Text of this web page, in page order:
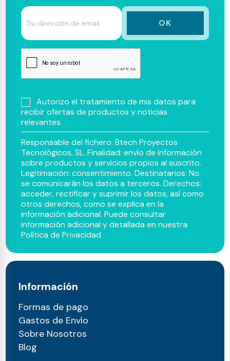
Autorizo el tratamiento de mis datos para
recibir ofertas de productos y noticias
relevantes.
Responsable del fichero: Btech Proyectos
Tecnológicos, SL. Finalidad: envío de información
sobre productos y servicios propios al suscrito.
Legitimación: consentimiento. Destinatarios: No
se comunicarán los datos a terceros. Derechos:
acceder, rectificar y suprimir los datos, así como
otros derechos, como se explica en la
información adicional. Puede consultar
información adicional y detallada en nuestra
Política de Privacidad
Información
Formas de pago
Gastos de Envío
Sobre Nosotros
Blog